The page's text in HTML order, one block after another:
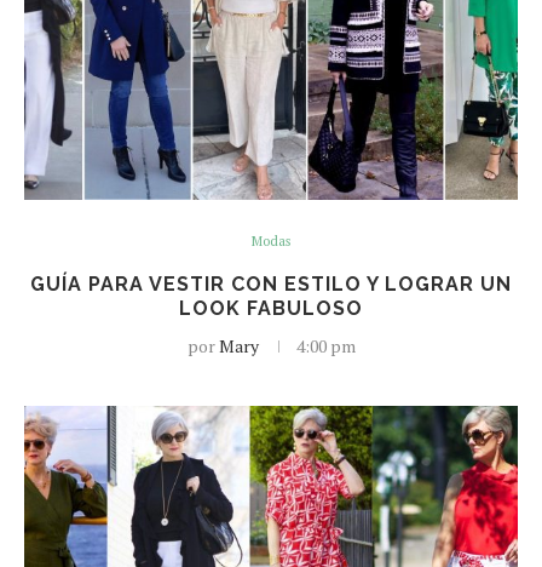
Modas
GUÍA PARA VESTIR CON ESTILO Y LOGRAR UN
LOOK FABULOSO
porMary 4:00 pm